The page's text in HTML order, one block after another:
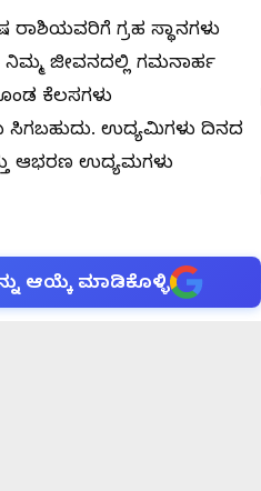
ಗ್ರಹ ಸ್ಥಾನಗಳು
ನಿಮ್ಮ ಜೀವನದಲ್ಲಿ ಗಮನಾರ್ಹ
ಕೆಲಸಗಳು
ಸಿಗಬಹುದು. ಉದ್ಯಮಿಗಳು ದಿನದ
ಆಭರಣ ಉದ್ಯಮಗಳು
ಆಯ್ಕೆ ಮಾಡಿಕೊಳ್ಳಿ